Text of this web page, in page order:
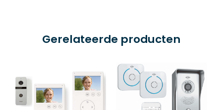
Gerelateerde producten